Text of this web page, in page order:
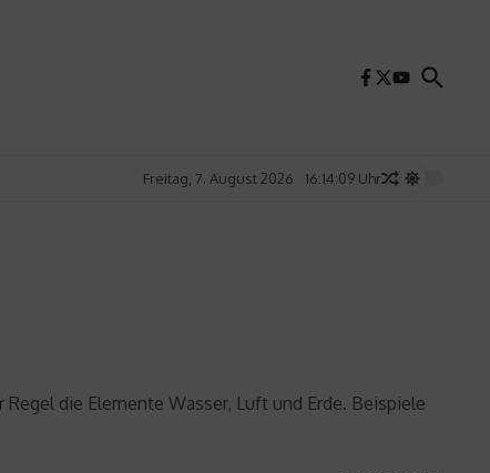
Freitag, 7. August 2026 16:14:10 Uhr
die Elemente Wasser, Luft und Erde. Beispiele